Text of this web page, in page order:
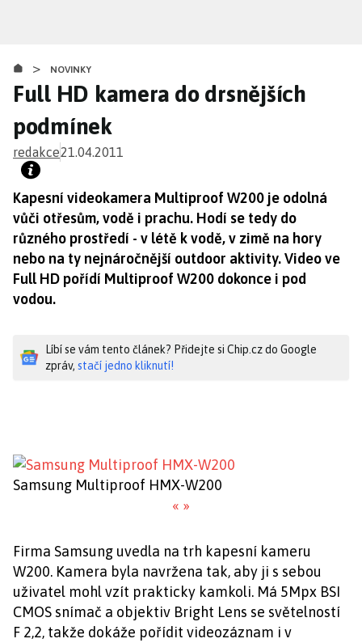
obsahu
> NOVINKY
Full HD kamera do drsnějších
podmínek
redakce21.04.2011
Kapesní videokamera Multiproof W200 je odolná
vůči otřesům, vodě i prachu. Hodí se tedy do
různého prostředí - v létě k vodě, v zimě na hory
nebo na ty nejnáročnější outdoor aktivity. Video ve
Full HD pořídí Multiproof W200 dokonce i pod
vodou.
Líbí se vám tento článek? Přidejte si Chip.cz do Google
zpráv, stačí jedno kliknutí!
Samsung Multiproof HMX-W200
« »
Firma Samsung uvedla na trh kapesní kameru
W200. Kamera byla navržena tak, aby ji s sebou
uživatel mohl vzít prakticky kamkoli. Má 5Mpx BSI
CMOS snímač a objektiv Bright Lens se světelností
F 2,2, takže dokáže pořídit videozáznam i v